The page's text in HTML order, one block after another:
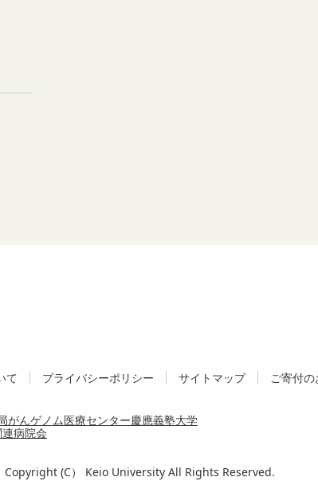
て プライバシーポリシー サイトマップ ご寄付
がんゲノム医療センター慶應義塾大学
病院会
Copyright (C） Keio University All Rights Reserved.